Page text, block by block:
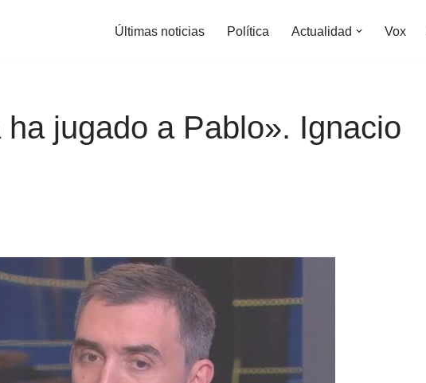
Últimas noticias Política Actualidad Vox
jugado a Pablo». Ignacio